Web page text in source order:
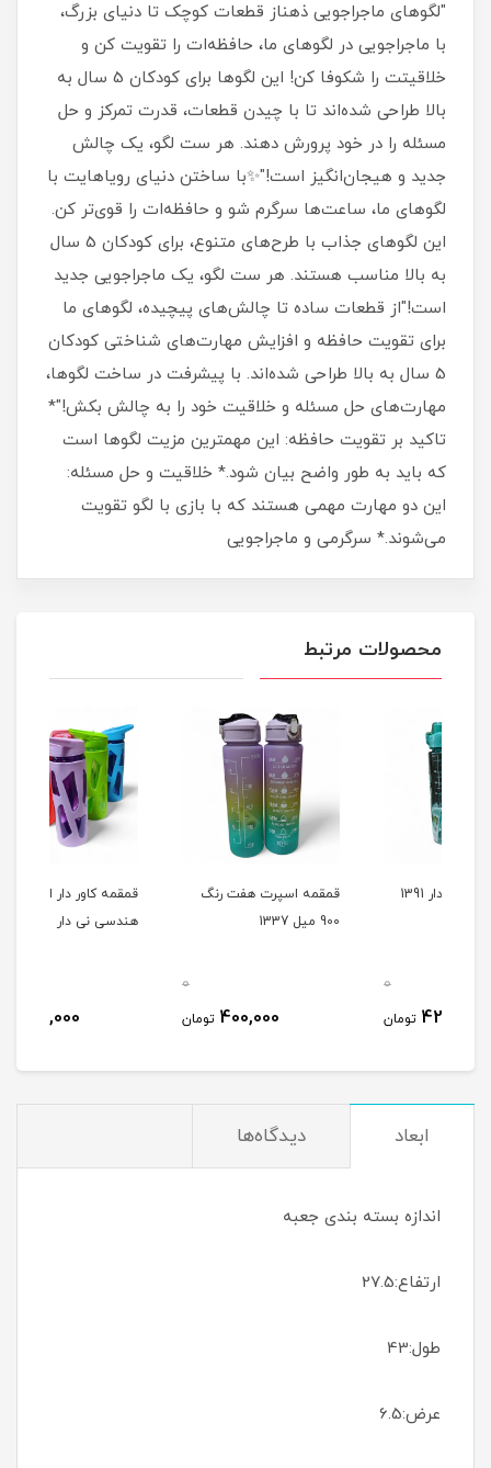
"لگوهای ماجراجویی ذهناز قطعات کوچک تا دنیای بزرگ،
با ماجراجویی در لگوهای ما، حافظه‌ات را تقویت کن و
خلاقیتت را شکوفا کن! این لگوها برای کودکان 5 سال به
بالا طراحی شده‌اند تا با چیدن قطعات، قدرت تمرکز و حل
مسئله را در خود پرورش دهند. هر ست لگو، یک چالش
جدید و هیجان‌انگیز است!"✨با ساختن دنیای رویاهایت با
لگوهای ما، ساعت‌ها سرگرم شو و حافظه‌ات را قوی‌تر کن.
این لگوهای جذاب با طرح‌های متنوع، برای کودکان 5 سال
به بالا مناسب هستند. هر ست لگو، یک ماجراجویی جدید
است!"از قطعات ساده تا چالش‌های پیچیده، لگوهای ما
برای تقویت حافظه و افزایش مهارت‌های شناختی کودکان
5 سال به بالا طراحی شده‌اند. با پیشرفت در ساخت لگوها،
مهارت‌های حل مسئله و خلاقیت خود را به چالش بکش!"*
تاکید بر تقویت حافظه: این مهمترین مزیت لگوها است
که باید به طور واضح بیان شود.* خلاقیت و حل مسئله:
این دو مهارت مهمی هستند که با بازی با لگو تقویت
می‌شوند.* سرگرمی و ماجراجویی
محصولات مرتبط
قمقمه اسپرت هفت رنگ
تومان
قمقمه کاور دار اشکال
تومان
ابعاد دیدگاه‌ها
اندازه بسته بندی جعبه
ارتفاع:27.5
طول:43
عرض:6.5